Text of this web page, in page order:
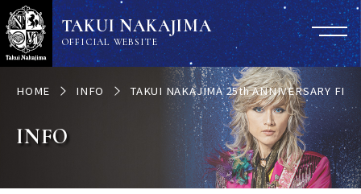
TAKUI NAKAJIMA
OFFICIAL WEBSITE
HOME INFO TAKUI NAKAJIMA 25th ANNIVERSARY
INFO